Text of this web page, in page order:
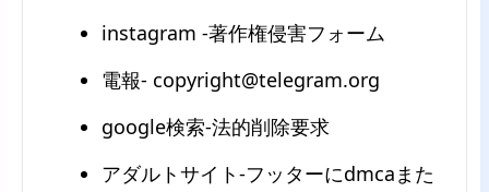
instagram -著作権侵害フォーム
電報- copyright@telegram.org
google検索-法的削除要求
アダルトサイト-フッターにdmcaまた